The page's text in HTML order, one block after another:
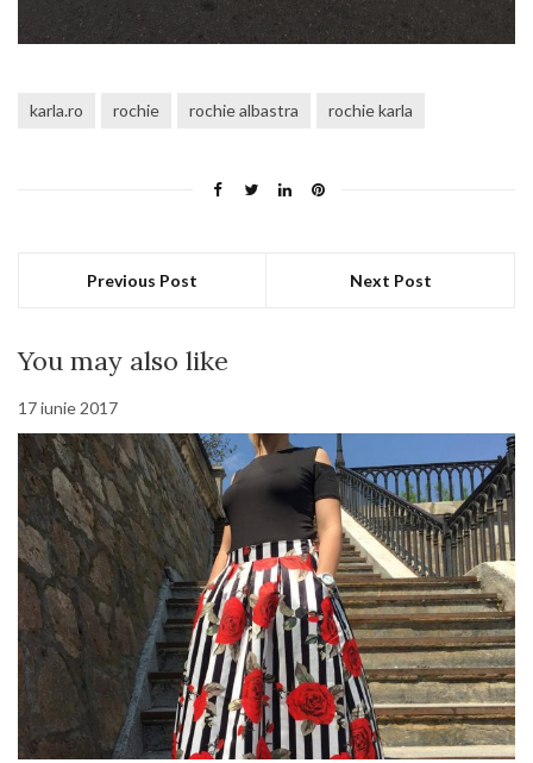
karla.ro rochie rochie albastra rochie karla
Previous Post Next Post
You may also like
17 iunie 2017